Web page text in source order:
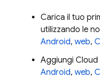
Carica il tuo
utilizzando le
Android, web,
Aggiungi Cloud
Android, web,